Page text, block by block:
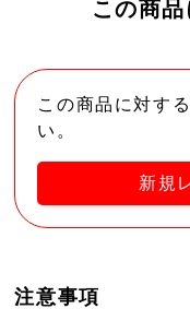
この商
この商品に対す
い。
新規
注意事項